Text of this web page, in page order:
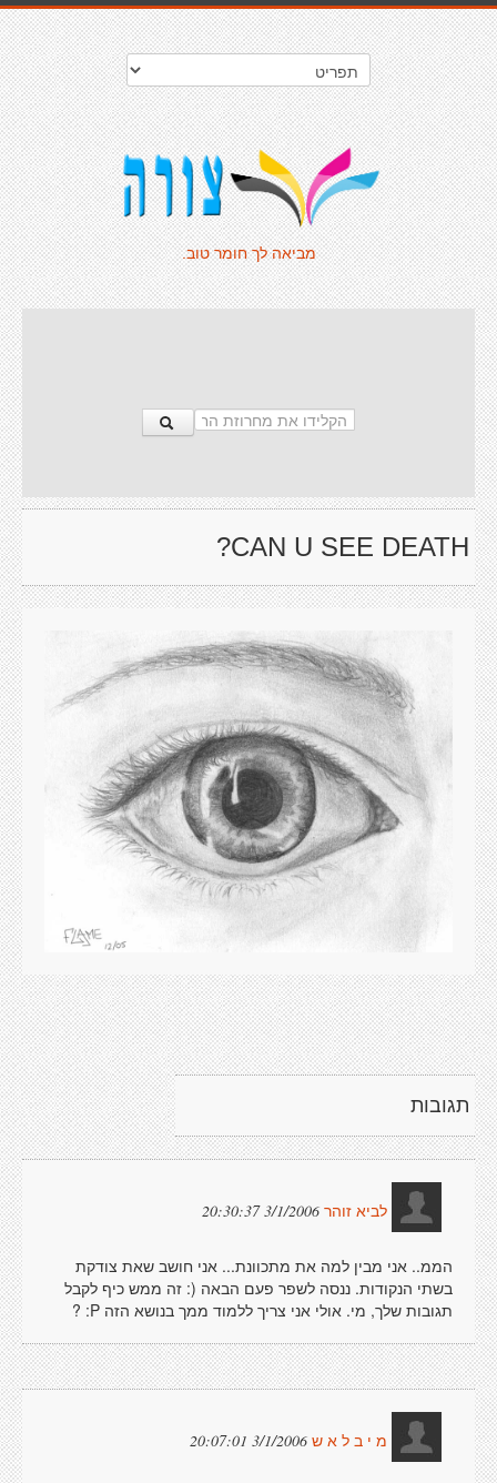
מביאה לך חומר טוב.
CAN U SEE DEATH?
תגובות
לביא זוהר 3/1/2006 20:30:37
הממ.. אני מבין למה את מתכוונת... אני חושב שאת צודקת
בשתי הנקודות. ננסה לשפר פעם הבאה (: זה ממש כיף לקבל
תגובות שלך, מי. אולי אני צריך ללמוד ממך בנושא הזה P: ?
מ י ב ל א ש 3/1/2006 20:07:01